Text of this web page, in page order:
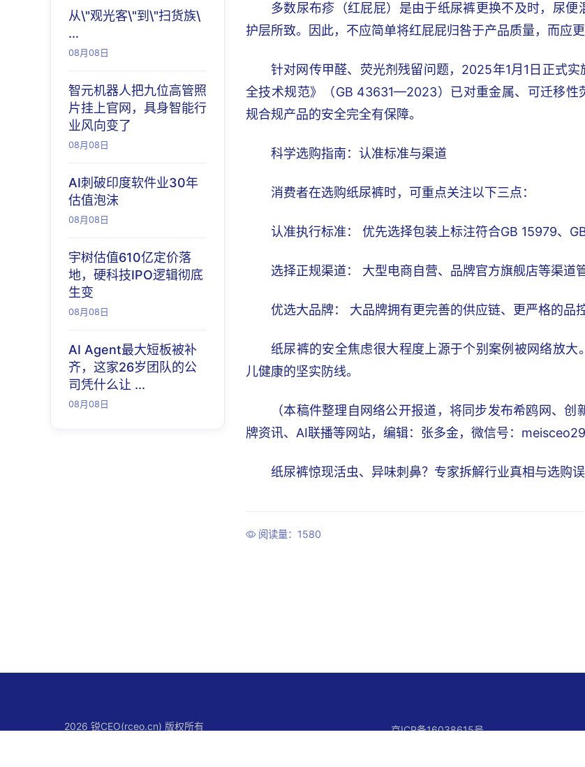
从\"观光客\"到\"扫货族\
...
08月08日
智元机器人把九位高管照
片挂上官网，具身智能行
业风向变了
08月08日
AI刺破印度软件业30年
估值泡沫
08月08日
宇树估值610亿定价落
地，硬科技IPO逻辑彻底
生变
08月08日
AI Agent最大短板被补
齐，这家26岁团队的公
司凭什么让 ...
08月08日
多数尿布疹（红屁屁）是由于纸尿裤更换不及时，尿
护层所致。因此，不应简单将红屁屁归咎于产品质量，而应
针对网传甲醛、荧光剂残留问题，2025年1月1日正式
全技术规范》（GB 43631—2023）已对重金属、可迁移性
规合规产品的安全完全有保障。
科学选购指南：认准标准与渠道
消费者在选购纸尿裤时，可重点关注以下三点：
认准执行标准： 优先选择包装上标注符合GB 15979、
选择正规渠道： 大型电商自营、品牌官方旗舰店等渠道
优选大品牌： 大品牌拥有更完善的供应链、更严格的品
纸尿裤的安全焦虑很大程度上源于个别案例被网络放
儿健康的坚实防线。
（本稿件整理自网络公开报道，将同步发布希鸥网、
牌资讯、AI联播等网站，编辑：张多金，微信号：
纸尿裤惊现活虫、异味刺鼻？专家拆解行业真相与选购
阅读量：1580
2026 锐CEO(rceo.cn) 版权所有 京ICP备16038615号